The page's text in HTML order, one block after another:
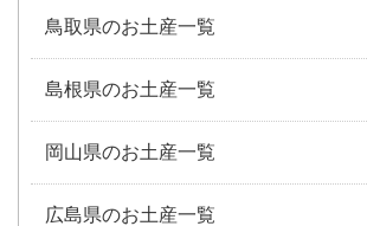
鳥取県のお土産一覧
島根県のお土産一覧
岡山県のお土産一覧
広島県のお土産一覧